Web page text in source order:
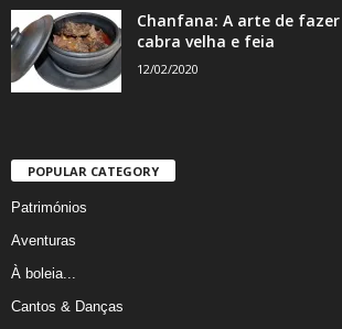
Chanfana: A arte de
cabra velha e feia
12/02/2020
POPULAR CATEGORY
Patrimónios
Aventuras
À boleia...
Cantos & Danças